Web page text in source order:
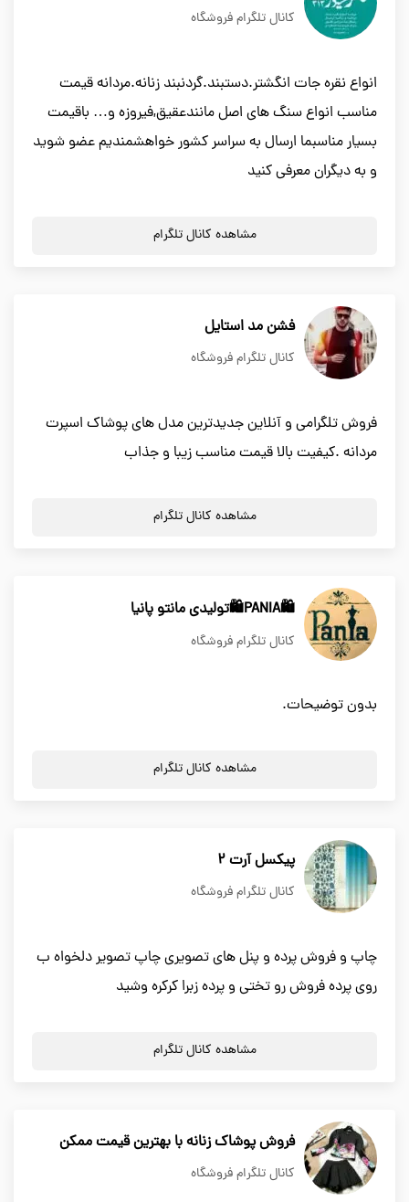
کانال تلگرام فروشگاه
انواع نقره جات انگشتر.دستبند.گردنبند زنانه.مردانه قیمت
مناسب انواع سنگ های اصل مانندعقیق,فیروزه و… باقیمت
بسیار مناسبما ارسال به سراسر کشور خواهشمندیم عضو شوید
و به دیگران معرفی کنید
مشاهده کانال تلگرام
فشن مد استایل
کانال تلگرام فروشگاه
فروش تلگرامی و آنلاین جدیدترین مدل های پوشاک اسپرت
مردانه .کیفیت بالا قیمت مناسب زیبا و جذاب
مشاهده کانال تلگرام
🛍PANIA🛍تولیدی مانتو پانیا
کانال تلگرام فروشگاه
بدون توضیحات.
مشاهده کانال تلگرام
پیکسل آرت ۲
کانال تلگرام فروشگاه
چاپ و فروش پرده و پنل های تصویری چاپ تصویر دلخواه ب
روی پرده فروش رو تختی و پرده زبرا کرکره وشید
مشاهده کانال تلگرام
فروش پوشاک زنانه با بهترین قیمت ممکن
کانال تلگرام فروشگاه